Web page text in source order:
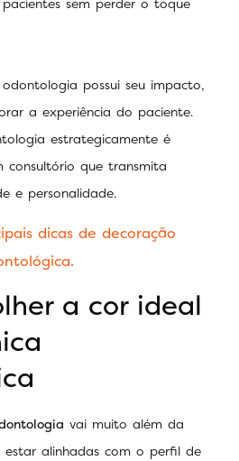
possui seu impacto,
a experiência do paciente.
estrategicamente é
consultório que transmita
e personalidade.
dicas de decoração
a cor ideal
vai muito além da
estar alinhadas com o perfil de